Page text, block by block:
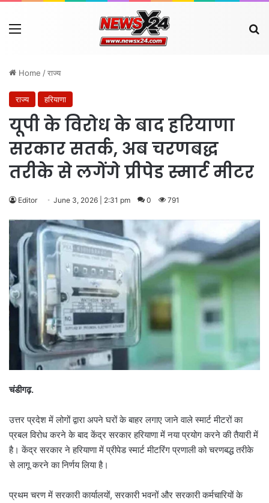
Menu
Home /राज्य
राज्य हरियाणा
यूपी के विरोध के बाद हरियाणा
सरकार सतर्क, अब चरणबद्ध
तरीके से लगेंगे प्रीपेड स्मार्ट मीटर
Editor June 3, 2026 | 2:31 pm 0 791
चंडीगढ़.
उत्तर प्रदेश में लोगों द्वारा अपने घरों के बाहर लगाए जाने वाले स्मार्ट मीटरों का
प्रबल विरोध करने के बाद केंद्र सरकार हरियाणा में नया प्रयोग करने की तैयारी में
है। केंद्र सरकार ने हरियाणा में प्रीपेड स्मार्ट मीटरिंग प्रणाली को चरणबद्ध तरीके
से लागू करने का निर्णय लिया है।
प्रथम चरण में सरकारी कार्यालयों, सरकारी भवनों और सरकारी कर्मचारियों के